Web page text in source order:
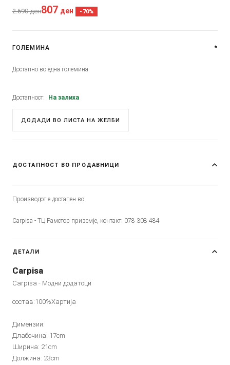
2.690ден807 ден -70%
ГОЛЕМИНА *
Достапно во една големина
Достапност: На залиха
ДОДАДИ ВО ЛИСТА НА ЖЕЛБИ
ДОСТАПНОСТ ВО ПРОДАВНИЦИ
Производот е достапен во:
Carpisa - ТЦ Рамстор приземје, контакт: 078 308 484
ДЕТАЛИ
Carpisa
Carpisa - Модни додатоци
состав:100%Хартија
Димензии:
Длабочина: 17cm
Ширина: 21cm
Должина: 23cm